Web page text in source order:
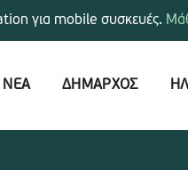
ΝΕΑ ΔΗΜΑΡΧΟΣ
για mobile συσκευές.